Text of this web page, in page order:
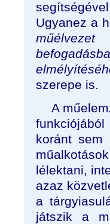
Ugyanez a
szerepe is.
A
koránt
lélektani,
azaz
a
játszik a